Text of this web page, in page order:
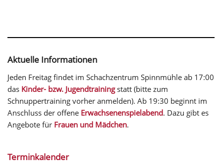
Aktuelle Informationen
Jeden Freitag findet im Schachzentrum Spinnmühle ab 17:00
das Kinder- bzw. Jugendtrainingstatt (bitte zum
Schnuppertraining vorher anmelden). Ab 19:30 beginnt im
Anschluss der offene Erwachsenenspielabend. Dazu gibt es
Angebote für Frauen und Mädchen.
Terminkalender